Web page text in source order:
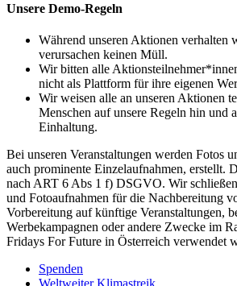
Unsere Demo-Regeln
Während unseren Aktionen verhalten
verursachen keinen Müll.
Wir bitten alle
nicht als Plattform für ihre eigenen
Wir weisen alle an unseren Aktionen
Menschen auf unsere Regeln hin und
Einhaltung.
Bei unseren Veranstaltungen werden Fotos
auch prominente Einzelaufnahmen, erstellt.
nach ART 6 Abs 1 f) DSGVO. Wir
und Fotoaufnahmen für die Nachbereitung
Vorbereitung auf künftige Veranstaltungen,
Werbekampagnen oder andere Zwecke im
Fridays For Future in Österreich verwendet
Spenden
Weltweiter Klimastreik